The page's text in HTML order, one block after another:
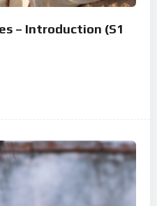
– Introduction (S1